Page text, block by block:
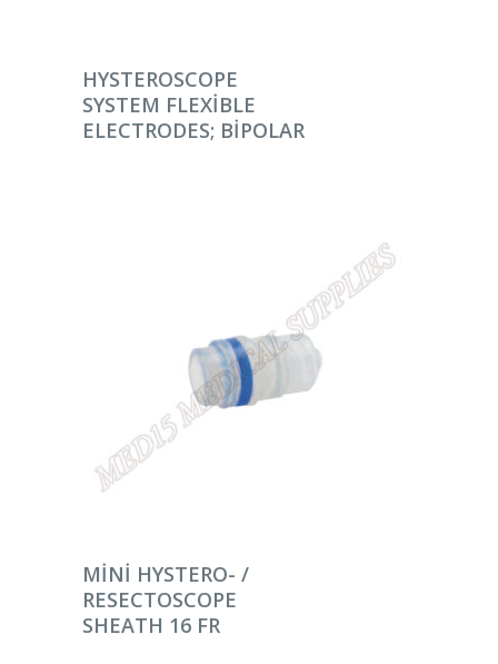
DEVAMINI OKU
HYSTEROSCOPE
SYSTEM FLEXIBLE
ELECTRODES; BIPOLAR
DEVAMINI OKU
MINI HYSTERO- /
RESECTOSCOPE
SHEATH 16 FR